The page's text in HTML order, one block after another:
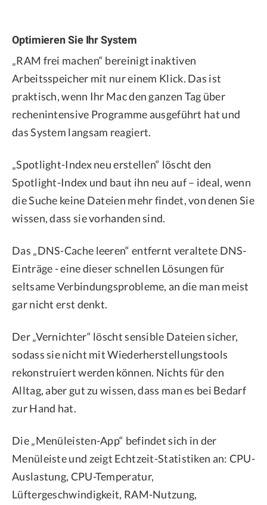
Optimieren Sie Ihr System
„RAM frei machen“ bereinigt inaktiven
Arbeitsspeicher mit nur einem Klick. Das ist
praktisch, wenn Ihr Mac den ganzen Tag über
rechenintensive Programme ausgeführt hat und
das System langsam reagiert.
„Spotlight-Index neu erstellen“ löscht den
Spotlight-Index und baut ihn neu auf – ideal, wenn
die Suche keine Dateien mehr findet, von denen Sie
wissen, dass sie vorhanden sind.
Das „DNS-Cache leeren“ entfernt veraltete DNS-
Einträge - eine dieser schnellen Lösungen für
seltsame Verbindungsprobleme, an die man meist
gar nicht erst denkt.
Der „Vernichter“ löscht sensible Dateien sicher,
sodass sie nicht mit Wiederherstellungstools
rekonstruiert werden können. Nichts für den
Alltag, aber gut zu wissen, dass man es bei Bedarf
zur Hand hat.
Die „Menüleisten-App“ befindet sich in der
Menüleiste und zeigt Echtzeit-Statistiken an: CPU-
Auslastung, CPU-Temperatur,
Lüftergeschwindigkeit, RAM-Nutzung,